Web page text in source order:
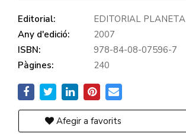
Editorial:
EDITORIAL PLANETA
Any d'edició:
2007
ISBN:
978-84-08-07596-7
Pàgines:
240
Afegir a favorits